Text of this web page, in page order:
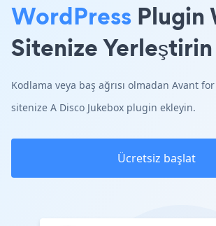
WordPress Plugin
Sitenize Yerleştirin
Kodlama veya baş ağrısı olmadan Avant
sitenize A Disco Jukebox plugin ekleyin.
Ücretsiz başlat